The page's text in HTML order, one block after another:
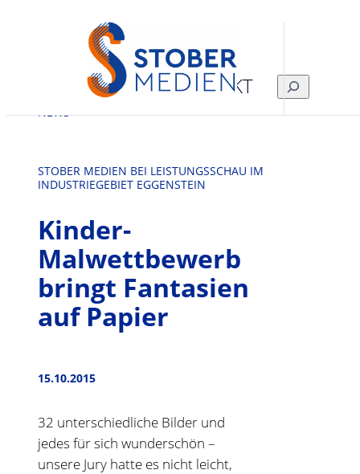
KONTAKT SUCHEN
NEWS
STOBER MEDIEN BEI LEISTUNGSSCHAU IM
INDUSTRIEGEBIET EGGENSTEIN
Kinder-
Malwettbewerb
bringt Fantasien
auf Papier
15.10.2015
32 unterschiedliche Bilder und
jedes für sich wunderschön –
unsere Jury hatte es nicht leicht,